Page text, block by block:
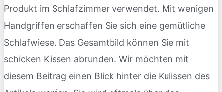
Produkt im Schlafzimmer verwendet. Mit wenigen
Handgriffen erschaffen Sie sich eine gemütliche
Schlafwiese. Das Gesamtbild können Sie mit
schicken Kissen abrunden. Wir möchten mit
diesem Beitrag einen Blick hinter die Kulissen des